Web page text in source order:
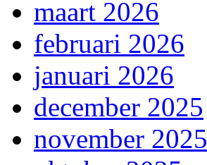
maart 2026
februari 2026
januari 2026
december 2025
november 2025